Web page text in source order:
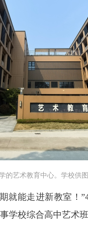
的艺术教育中心。学校供图
就能走进新教室！
学校综合高中艺术